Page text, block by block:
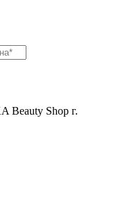
Beauty Shop г.